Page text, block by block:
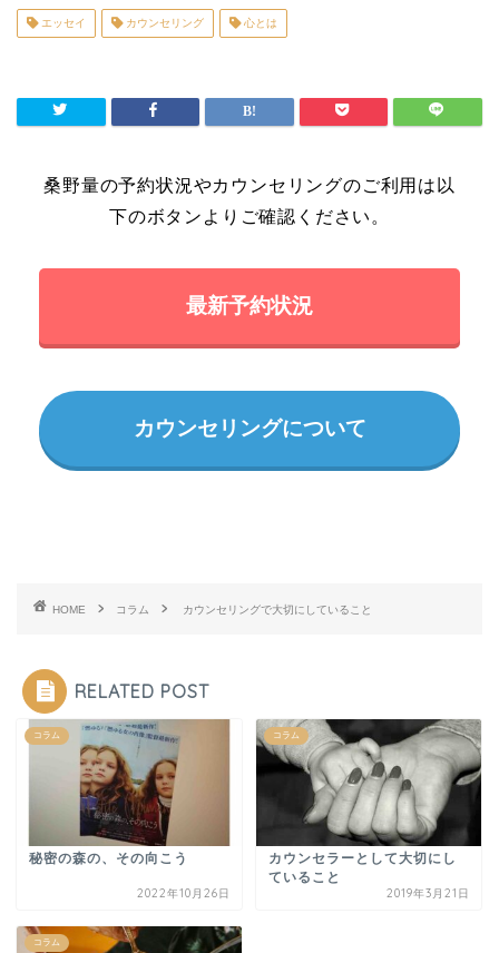
エッセイ カウンセリング 心とは
桑野量の予約状況やカウンセリングのご利用は以
下のボタンよりご確認ください。
最新予約状況
カウンセリングについて
HOME コラム カウンセリングで大切にしていること
RELATED POST
コラム
秘密の森の、その向こう
2022年10月26日
コラム
カウンセラーとして大切にし
ていること
2019年3月21日
コラム